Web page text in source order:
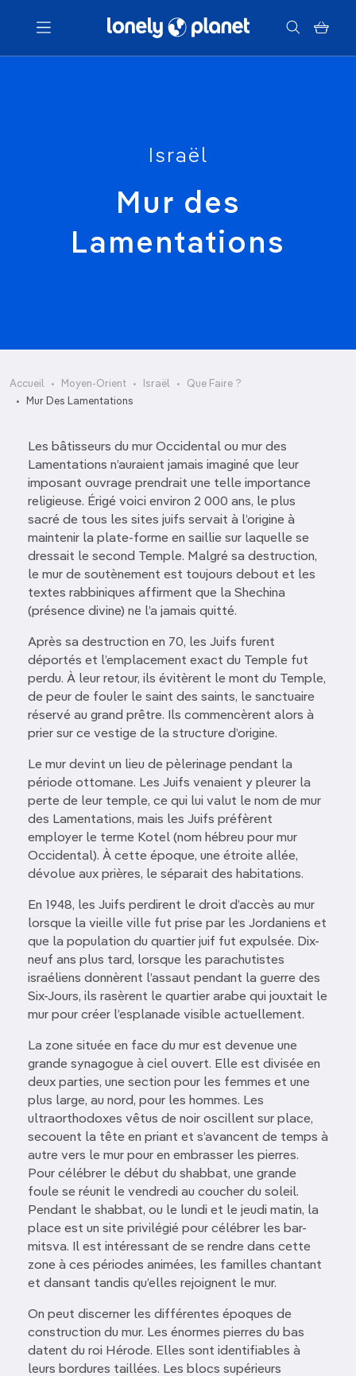
Menu
Israël
Mur des
Lamentations
Accueil Moyen-Orient Israël
Que Faire ?
Mur Des Lamentations
Les bâtisseurs du mur Occidental ou mur des
Lamentations n’auraient jamais imaginé que leur
imposant ouvrage prendrait une telle importance
religieuse. Érigé voici environ 2 000 ans, le plus
sacré de tous les sites juifs servait à l’origine à
maintenir la plate-forme en saillie sur laquelle se
dressait le second Temple. Malgré sa destruction,
le mur de soutènement est toujours debout et les
textes rabbiniques affirment que la Shechina
(présence divine) ne l’a jamais quitté.
Après sa destruction en 70, les Juifs furent
déportés et l’emplacement exact du Temple fut
perdu. À leur retour, ils évitèrent le mont du Temple,
de peur de fouler le saint des saints, le sanctuaire
réservé au grand prêtre. Ils commencèrent alors à
prier sur ce vestige de la structure d’origine.
Le mur devint un lieu de pèlerinage pendant la
période ottomane. Les Juifs venaient y pleurer la
perte de leur temple, ce qui lui valut le nom de mur
des Lamentations, mais les Juifs préfèrent
employer le terme Kotel (nom hébreu pour mur
Occidental). À cette époque, une étroite allée,
dévolue aux prières, le séparait des habitations.
En 1948, les Juifs perdirent le droit d’accès au mur
lorsque la vieille ville fut prise par les Jordaniens et
que la population du quartier juif fut expulsée. Dix-
neuf ans plus tard, lorsque les parachutistes
israéliens donnèrent l’assaut pendant la guerre des
Six-Jours, ils rasèrent le quartier arabe qui jouxtait le
mur pour créer l’esplanade visible actuellement.
La zone située en face du mur est devenue une
grande synagogue à ciel ouvert. Elle est divisée en
deux parties, une section pour les femmes et une
plus large, au nord, pour les hommes. Les
ultraorthodoxes vêtus de noir oscillent sur place,
secouent la tête en priant et s’avancent de temps à
autre vers le mur pour en embrasser les pierres.
Pour célébrer le début du shabbat, une grande
foule se réunit le vendredi au coucher du soleil.
Pendant le shabbat, ou le lundi et le jeudi matin, la
place est un site privilégié pour célébrer les bar-
mitsva. Il est intéressant de se rendre dans cette
zone à ces périodes animées, les familles chantant
et dansant tandis qu’elles rejoignent le mur.
On peut discerner les différentes époques de
construction du mur. Les énormes pierres du bas
datent du roi Hérode. Elles sont identifiables à
leurs bordures taillées. Les blocs supérieurs